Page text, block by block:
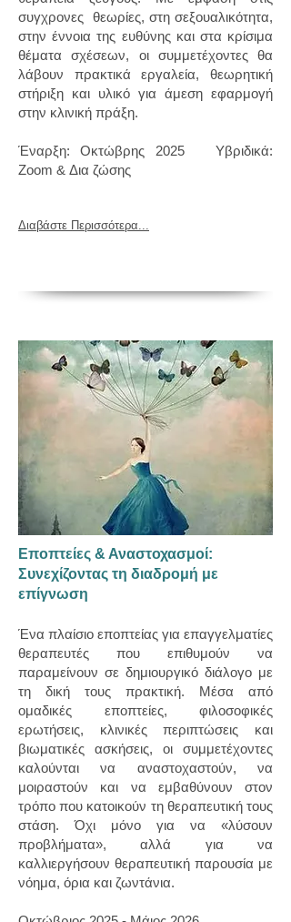
συγχρονες θεωρίες, στη σεξουαλικότητα,
στην έννοια της ευθύνης και στα κρίσιμα
θέματα σχέσεων, οι συμμετέχοντες θα
λάβουν πρακτικά εργαλεία, θεωρητική
στήριξη και υλικό για άμεση εφαρμογή
στην κλινική πράξη.
Έναρξη: Οκτώβρης 2025 Υβριδικά:
Zoom & Δια ζώσης
Διαβάστε Περισσότερα...
Εποπτείες & Αναστοχασμοί:
Συνεχίζοντας τη διαδρομή με
επίγνωση
Ένα πλαίσιο εποπτείας για επαγγελματίες
θεραπευτές που επιθυμούν να
παραμείνουν σε δημιουργικό διάλογο με
τη δική τους πρακτική. Μέσα από
ομαδικές εποπτείες, φιλοσοφικές
ερωτήσεις, κλινικές περιπτώσεις και
βιωματικές ασκήσεις, οι συμμετέχοντες
καλούνται να αναστοχαστούν, να
μοιραστούν και να εμβαθύνουν στον
τρόπο που κατοικούν τη θεραπευτική τους
στάση. Όχι μόνο για να «λύσουν
προβλήματα», αλλά για να
καλλιεργήσουν θεραπευτική παρουσία με
νόημα, όρια και ζωντάνια.